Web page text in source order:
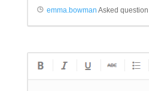
emma.bowman Asked question